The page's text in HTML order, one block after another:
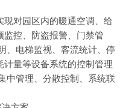
现对园区内的暖通空调、给
监控、防盗报警、门禁管
、电梯监视、客流统计、停
量等设备系统的控制管理
中管理、分散控制、系统联